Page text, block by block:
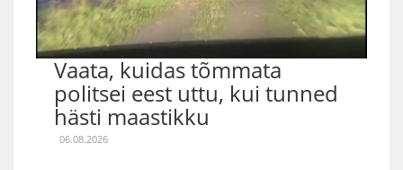
Vaata, kuidas tõmmata
politsei eest uttu, kui tunned
hästi maastikku
06.08.2026